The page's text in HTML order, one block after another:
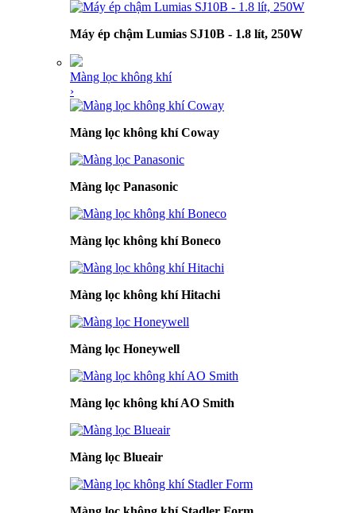
Máy ép chậm Lumias SJ10B - 1.8 lít, 250W
Màng lọc không khí
›
Màng lọc không khí Coway
Màng lọc Panasonic
Màng lọc không khí Boneco
Màng lọc không khí Hitachi
Màng lọc Honeywell
Màng lọc không khí AO Smith
Màng lọc Blueair